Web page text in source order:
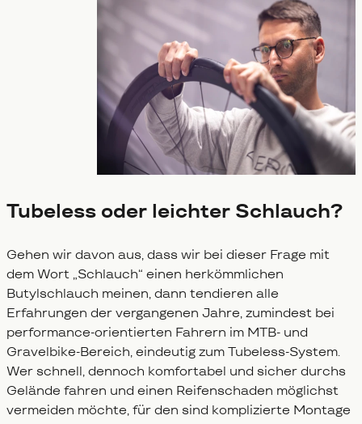
Tubeless oder leichter Schlauch?
Gehen wir davon aus, dass wir bei dieser Frage mit
dem Wort „Schlauch“ einen herkömmlichen
Butylschlauch meinen, dann tendieren alle
Erfahrungen der vergangenen Jahre, zumindest bei
performance-orientierten Fahrern im MTB- und
Gravelbike-Bereich, eindeutig zum Tubeless-System.
Wer schnell, dennoch komfortabel und sicher durchs
Gelände fahren und einen Reifenschaden möglichst
vermeiden möchte, für den sind komplizierte Montage